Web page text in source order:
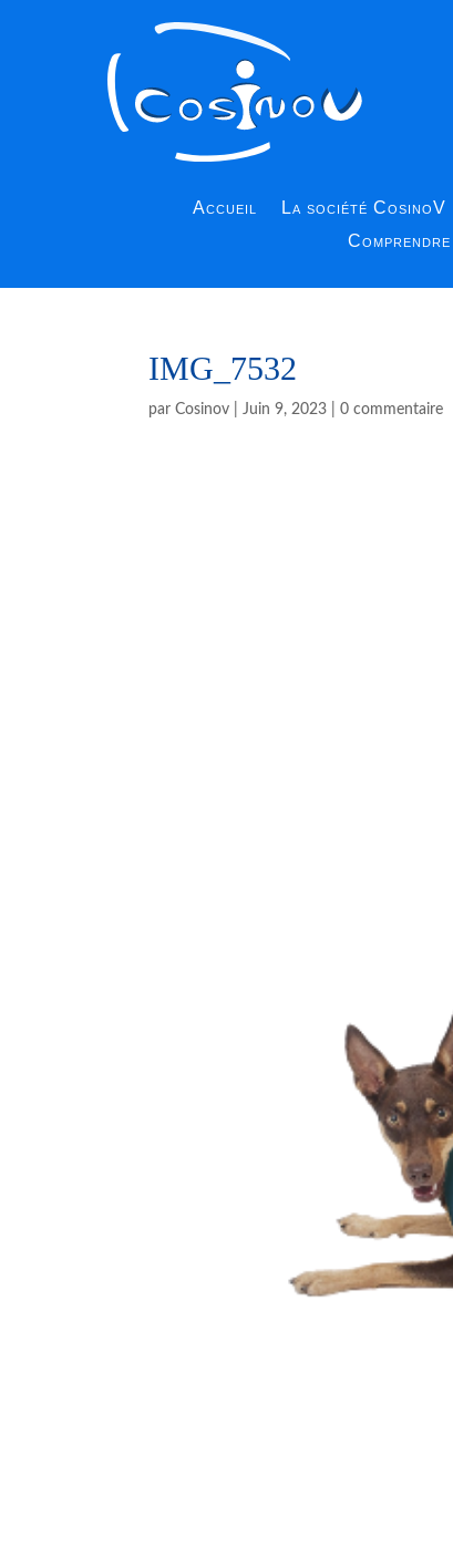
Accueil La société CosinoV
IMG_7532
parCosinov Juin 9, 2023 |0 commentaire